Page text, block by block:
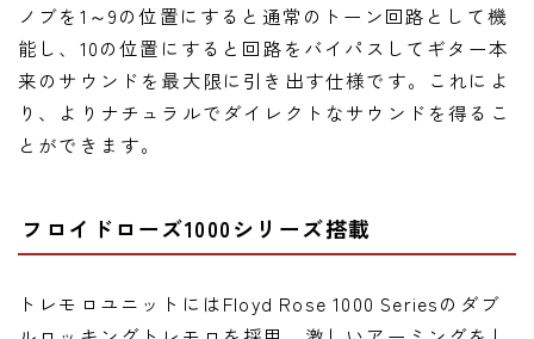
ノブを1～9の位置にすると通常のトーン回路として機
能し、10の位置にすると回路をバイパスしてギター本
来のサウンドを最大限に引き出す仕様です。これによ
り、よりナチュラルでダイレクトなサウンドを得るこ
とができます。
フロイドローズ1000シリーズ搭載
トレモロユニットにはFloyd Rose 1000 Seriesのダブ